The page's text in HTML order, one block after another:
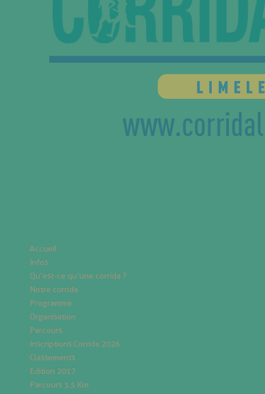
Accueil
Infos
Qu’est-ce qu’une corrida ?
Notre corrida
Programme
Organisation
Parcours
Inscriptions Corrida 2026
Classements
Edition 2017
Parcours 3.5 Km